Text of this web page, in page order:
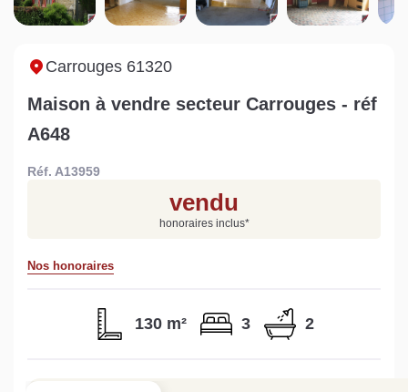
Sarthe pour booster sa
vente
quelles sont les
conséquences ?
Estimez votre bien en ligne.
en quelques clics.
Carrouges 61320
Maison à vendre secteur Carrouges - réf
A648
Réf. A13959
vendu
honoraires inclus*
Nos honoraires
130 m² 3 2